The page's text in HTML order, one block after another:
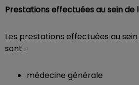
Prestations effectuées au sein de
Les prestations effectuées au
sont :
médecine générale